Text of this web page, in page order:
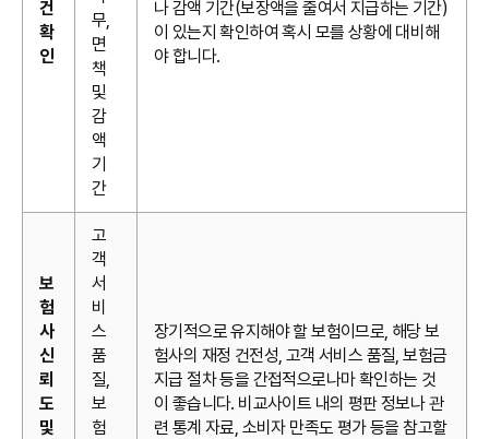
건
확
인
무,
면
책
및
감
액
기
간
나 감액 기간(보장액을 줄여서 지급하는 기간)
이 있는지 확인하여 혹시 모를 상황에 대비해
야 합니다.
보
험
사
신
뢰
도
및
고
객
서
비
스
품
질,
보
험
장기적으로 유지해야 할 보험이므로, 해당 보
험사의 재정 건전성, 고객 서비스 품질, 보험금
지급 절차 등을 간접적으로나마 확인하는 것
이 좋습니다. 비교사이트 내의 평판 정보나 관
련 통계 자료, 소비자 만족도 평가 등을 참고할